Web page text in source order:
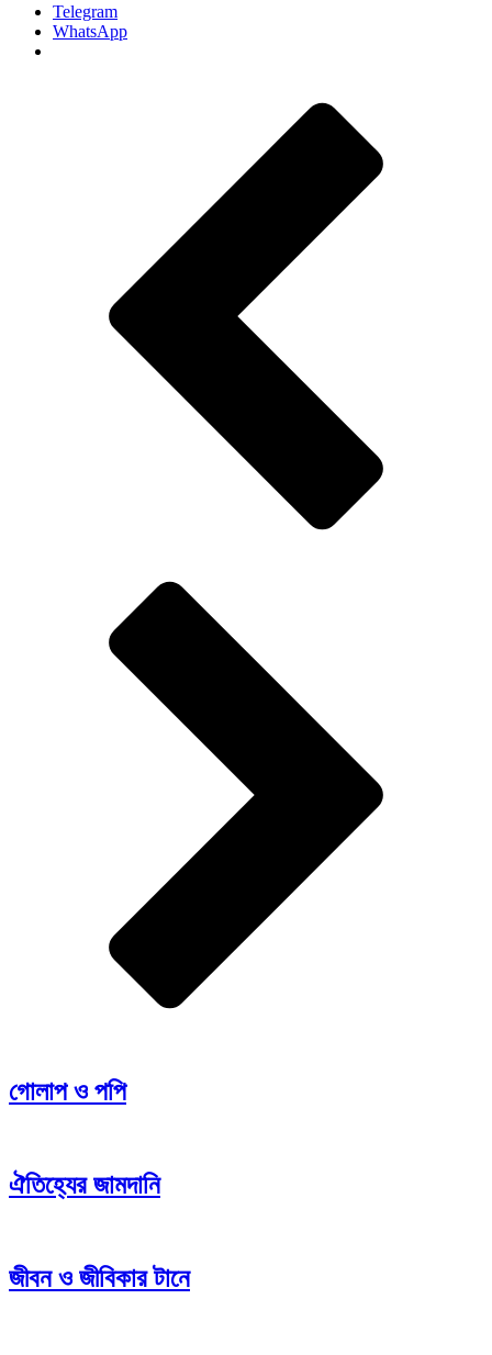
Telegram
WhatsApp
গোলাপ ও পপি
ঐতিহ্যের জামদানি
জীবন ও জীবিকার টানে